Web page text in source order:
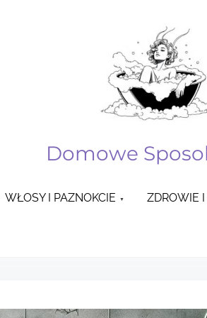
Domowe
WŁOSY I PAZNOKCIE ZDROWIE